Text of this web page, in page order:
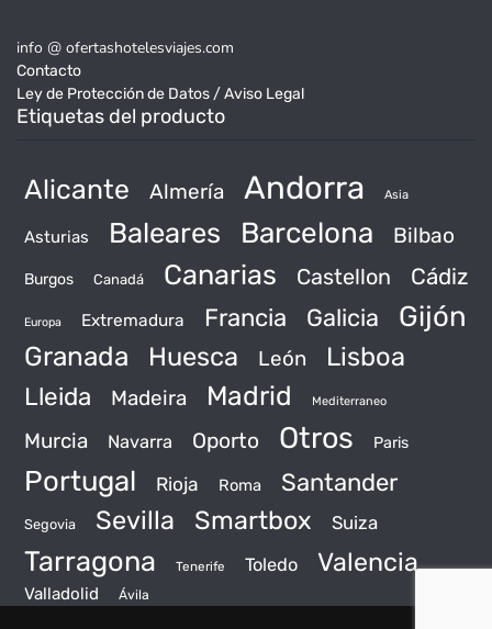
info @ ofertashotelesviajes.com
Contacto
Ley de Protección de Datos / Aviso Legal
Etiquetas del producto
Alicante Almería Andorra Asia
Asturias Baleares Barcelona Bilbao
Burgos Canadá Canarias Castellon Cádiz
Europa Extremadura Francia Galicia Gijón
Granada Huesca León Lisboa
Lleida Madeira Madrid Mediterraneo
Murcia Navarra Oporto Otros Paris
Portugal Rioja Roma Santander
Segovia Sevilla Smartbox Suiza
Tarragona Tenerife Toledo Valencia
Valladolid Ávila